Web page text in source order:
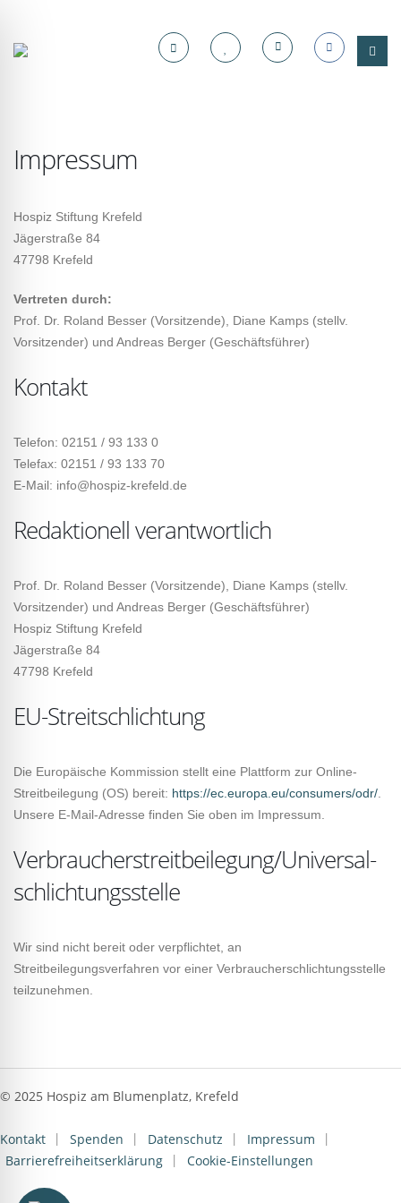
Impressum
Hospiz Stiftung Krefeld
Jägerstraße 84
47798 Krefeld
Vertreten durch:
Prof. Dr. Roland Besser (Vorsitzende), Diane Kamps (stellv.
Vorsitzender) und Andreas Berger (Geschäftsführer)
Kontakt
Telefon: 02151 / 93 133 0
Telefax: 02151 / 93 133 70
E-Mail: info@hospiz-krefeld.de
Redaktionell verantwortlich
Prof. Dr. Roland Besser (Vorsitzende), Diane Kamps (stellv.
Vorsitzender) und Andreas Berger (Geschäftsführer)
Hospiz Stiftung Krefeld
Jägerstraße 84
47798 Krefeld
EU-Streitschlichtung
Die Europäische Kommission stellt eine Plattform zur Online-
Streitbeilegung (OS) bereit: https://ec.europa.eu/consumers/odr/
Unsere E-Mail-Adresse finden Sie oben im Impressum.
Verbraucher­streit­beilegung/Universal­
schlichtungs­stelle
Wir sind nicht bereit oder verpflichtet, an
Streitbeilegungsverfahren vor einer Verbraucherschlichtungsstelle
teilzunehmen.
© 2025 Hospiz am Blumenplatz, Krefeld
Kontakt Spenden Datenschutz
Impressum
Barrierefreiheitserklärung
Cookie-Einstellungen